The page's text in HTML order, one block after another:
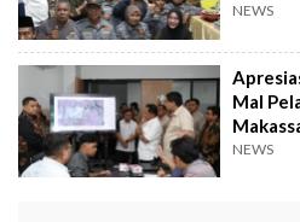
NEWS
Mal
BPHTB
NEWS